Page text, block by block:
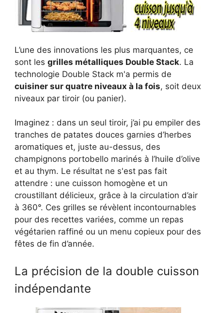
L’une des innovations les plus marquantes, ce
sont les grilles métalliques Double Stack. La
technologie Double Stack m'a permis de
cuisiner sur quatre niveaux à la fois, soit deux
niveaux par tiroir (ou panier).
Imaginez : dans un seul tiroir, j’ai pu empiler des
tranches de patates douces garnies d’herbes
aromatiques et, juste au-dessus, des
champignons portobello marinés à l’huile d’olive
et au thym. Le résultat ne s'est pas fait
attendre : une cuisson homogène et un
croustillant délicieux, grâce à la circulation d’air
à 360°. Ces grilles se révèlent incontournables
pour des recettes variées, comme un repas
végétarien raffiné ou un menu copieux pour des
fêtes de fin d’année.
La précision de la double cuisson
indépendante